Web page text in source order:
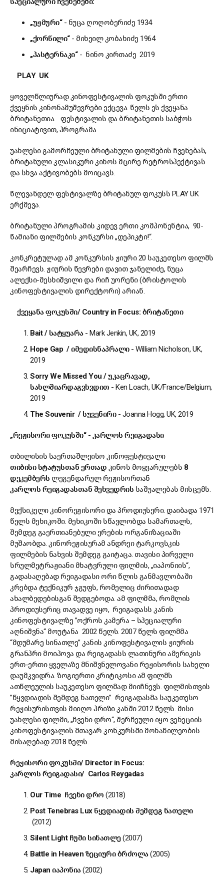
„უჟმური“ - ნუცა ღოღობერიძე 1934
„ქორწილი“- მიხეილ კობახიძე 1964
„პასტერნაკი“ - ნინო კირთაძე 2019
PLAY UK
ყოველწლიურად კინოფესტივალის ფოკუსში ერთი
ქვეყნის კინონამუშევრები ექცევა. წელს ეს ქვეყანა
ბრიტანეთია. ფესტივალის და ბრიტანეთის საბჭოს
ინიციატივით, პროგრამა
უახლესი გამორჩეული ბრიტანული ფილმების ჩვენებას,
ბრიტანული კლასიკური კინოს მცირე რეტროსპექტივას
და სხვა აქტივობებს მოიცავს.
წლევანდელ ფესტივალზე ბრიტანულ ფოკუსს PLAY UK
ერქმევა.
ბრიტანული პროგრამის კიდევ ერთი კომპონენტია, 90-
წამიანი ფილმების კონკურსი „დეპიკტი!“.
კონკრეტულად ამ კონკურსის ჟიური 20 საუკეთესო ფილმს
შეარჩევს. ჟიურის წევრები დავით ჯანელიძე, ნუცა
ალექსი-მესხიშვილი და რიჩ უორენი (ბრისტოლის
კინოფესტივალის დირექტორი) არიან.
ქვეყანაფოკუსში/ Country in Focus: ბრიტანეთი
Bait / სატყუარა- Mark Jenkin, UK, 2019
Hope Gap /იმედისნაპრალი- William Nicholson, UK,
2019
Sorry We Missed You /უკაცრავად,
სახლშიარდაგვხვდით - Ken Loach, UK/France/Belgium,
2019
The Souvenir / სუვენირი- Joanna Hogg, UK, 2019
„რეჟისორიფოკუსში“ - კარლოს რეიგადასი
თბილისის საერთაშლეისო კინოფესტივალი
თიბისი სტატუსთან ერთად კინოს მოყვარულებს 8
დეკემბერს ლეგენდარულ რეჟისორთან
კარლოს რეიგადასთან შეხვედრის საშუალებას მისცემს.
მექსიკელი კინორეჟისორი და პროდიუსერი. დაიბადა 1971
წელს მეხიკოში. მეხიკოში სწავლობდა სამართალს,
შემდეგ გაერთიანებული ერების ორგანიზაციაში
მუშაობდა. კინორეჟისურამ ანდრეი ტარკოვსკის
ფილმების ნახვის შემდეგ გაიტაცა. თავისი პირველი
სრულმეტრაჟიანი მხატვრული ფილმის, „იაპონიის“,
გადასაღებად რეიგადასი ორი წლის განმავლობაში
კრებდა ტექნიკურ ჯგუფს, რომელიც ძირითადად
ახალბედებისგან შედგებოდა. ამ ფილმმა, რომლის
პროდიუსერიც თავადვე იყო, რეიგადასს კანის
კინოფესტივალზე ”ოქროს კამერა – სპეციალური
აღნიშვნა“ მოუტანა 2002 წელს. 2007 წელს ფილმმა
“მდუმარე სინათლე” კანის კინოფესტივალის ჟიურის
გრანპრი მოიპოვა და რეიგადასს ლათინური ამერიკის
ერთ-ერთი ყველაზე მნიშვნელოვანი რეჟისორის სახელი
დაუმკვიდრა. ზოგიერთი კრიტიკოსი ამ ფილმს
ათწლეულის საუკეთესო ფილმად მიიჩნევს. ფილმისთვის
”წყვდიადის შემდეგ ნათელი” რეიგადასმა საუკეთესო
რეჟისურისთვის მიიღო პრიზი კანში 2012 წელს. მისი
უახლესი ფილმი, „ჩვენი დრო“, შერჩეული იყო ვენეციის
კინოფესტივალის მთავარ კონკურსში მონაწილეობის
მისაღებად 2018 წელს.
რეჟისორიფოკუსში/ Director in Focus:
კარლოს რეიგადასი/ Carlos Reygadas
Our Time ჩვენიდრო (2018)
Post Tenebras Lux წყვდიადის შემდეგ ნათელი
(2012)
Silent Light ჩუმი სინათლე(2007)
Battle in Heaven ზეციურიბრძოლა(2005)
Japan იაპონია(2002)